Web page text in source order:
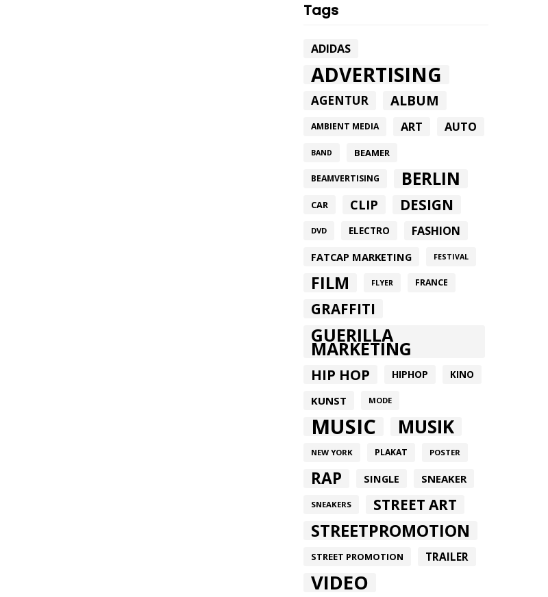
Tags
ADIDAS
ADVERTISING
AGENTUR ALBUM
AMBIENT MEDIA ART AUTO
BAND BEAMER
BEAMVERTISING BERLIN
CAR CLIP DESIGN
DVD ELECTRO FASHION
FATCAP MARKETING FESTIVAL
FILM FLYER FRANCE
GRAFFITI
GUERILLA
MARKETING
HIP HOP HIPHOP KINO
KUNST MODE
MUSIC MUSIK
NEW YORK PLAKAT POSTER
RAP SINGLE SNEAKER
SNEAKERS STREET ART
STREETPROMOTION
STREET PROMOTION TRAILER
VIDEO